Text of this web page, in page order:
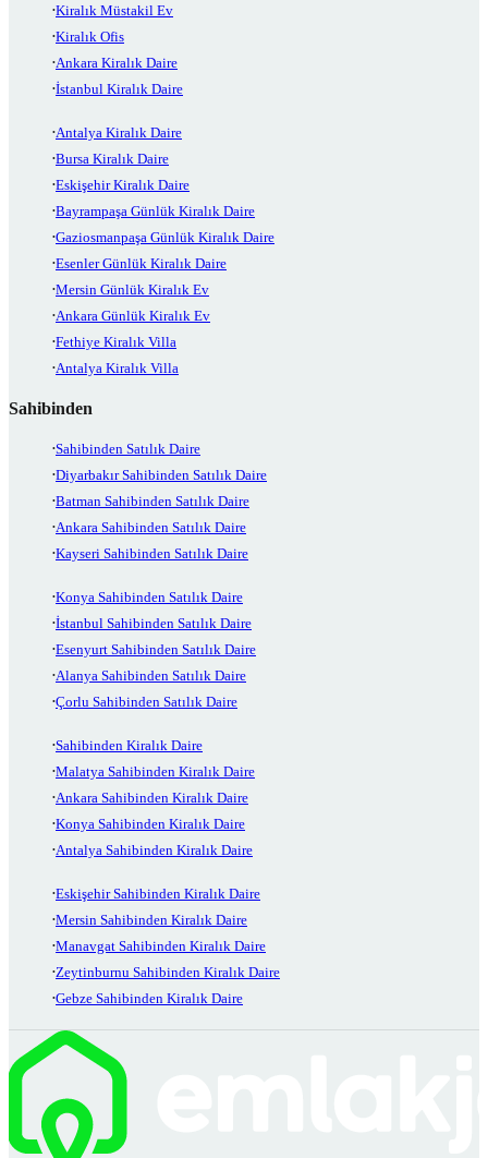
Kiralık Müstakil Ev
Kiralık Ofis
Ankara Kiralık Daire
İstanbul Kiralık Daire
Antalya Kiralık Daire
Bursa Kiralık Daire
Eskişehir Kiralık Daire
Bayrampaşa Günlük Kiralık Daire
Gaziosmanpaşa Günlük Kiralık Daire
Esenler Günlük Kiralık Daire
Mersin Günlük Kiralık Ev
Ankara Günlük Kiralık Ev
Fethiye Kiralık Villa
Antalya Kiralık Villa
Sahibinden
Sahibinden Satılık Daire
Diyarbakır Sahibinden Satılık Daire
Batman Sahibinden Satılık Daire
Ankara Sahibinden Satılık Daire
Kayseri Sahibinden Satılık Daire
Konya Sahibinden Satılık Daire
İstanbul Sahibinden Satılık Daire
Esenyurt Sahibinden Satılık Daire
Alanya Sahibinden Satılık Daire
Çorlu Sahibinden Satılık Daire
Sahibinden Kiralık Daire
Malatya Sahibinden Kiralık Daire
Ankara Sahibinden Kiralık Daire
Konya Sahibinden Kiralık Daire
Antalya Sahibinden Kiralık Daire
Eskişehir Sahibinden Kiralık Daire
Mersin Sahibinden Kiralık Daire
Manavgat Sahibinden Kiralık Daire
Zeytinburnu Sahibinden Kiralık Daire
Gebze Sahibinden Kiralık Daire